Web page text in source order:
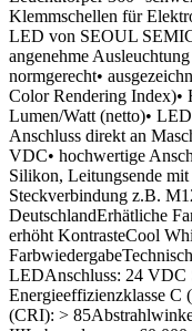
Klemmschellen für
LED von SEOUL
angenehme
normgerecht•
Color Rendering Index)•
Lumen/Watt (netto)•
Anschluss direkt an
VDC• hochwertige
Silikon, Leitungsende
Steckverbindung z.B.
DeutschlandErhätliche
erhöht KontrasteCool
LEDAnschluss: 24 VDC
Energieeffizienzklasse C
(CRI): >